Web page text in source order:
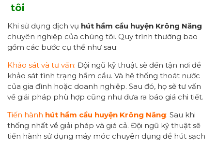
tôi
Khi sử dụng dịch vụ hút hầm cầu huyện Krông Năng
chuyên nghiệp của chúng tôi. Quy trình thường bao
gồm các bước cụ thể như sau:
Khảo sát và tư vấn: Đội ngũ kỹ thuật sẽ đến tận nơi để
khảo sát tình trạng hầm cầu. Và hệ thống thoát nước
của gia đình hoặc doanh nghiệp. Sau đó, họ sẽ tư vấn
về giải pháp phù hợp cũng như đưa ra báo giá chi tiết.
Tiến hành hút hầm cầu huyện Krông Năng: Sau khi
thống nhất về giải pháp và giá cả. Đội ngũ kỹ thuật sẽ
tiến hành sử dụng máy móc chuyên dụng để hút sạch